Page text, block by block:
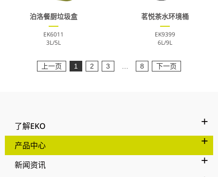
泊洛餐厨垃圾盒
EK6011
3L/5L
茗悦茶水环境桶
EK9399
6L/9L
上一页 1 2 3 8 下一页
了解EKO
产品中心
新闻资讯